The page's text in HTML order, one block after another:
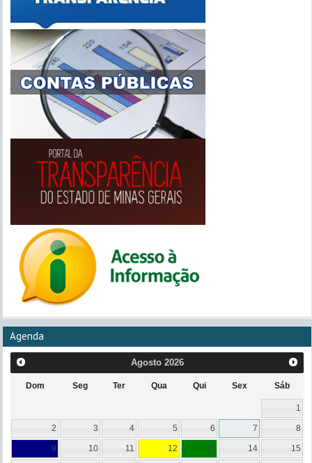
Agenda
Agosto 2026
Dom Seg Ter Qua Qui Sex Sáb
1
2 3 4 5 6 7 8
9 10 11 12 13 14 15